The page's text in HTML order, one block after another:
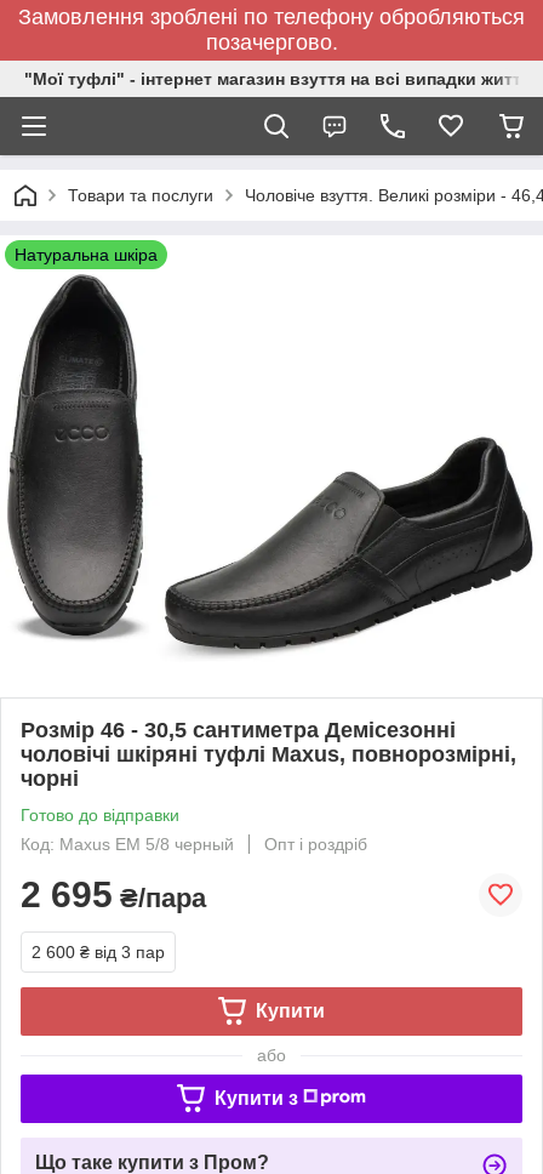
Замовлення зроблені по телефону обробляються
позачергово.
"Мої туфлі" - інтернет магазин взуття на всі випадки життя.
Товари та послуги Чоловіче взуття. Великі розміри -
Натуральна шкіра
Розмір 46 - 30,5 сантиметра Демісезонні
чоловічі шкіряні туфлі Maxus, повнорозмірні,
чорні
Готово до відправки
Код: Maxus EM 5/8 черный
Опт і роздріб
2 695 ₴/пара
2 600 ₴ від 3 пар
Купити
або
Купити з
Що таке купити з Пром?